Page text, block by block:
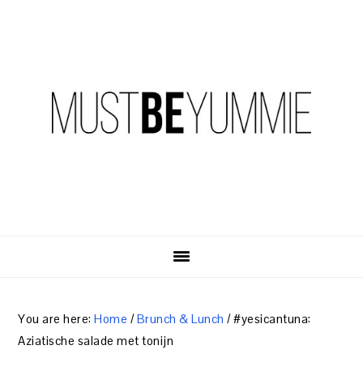
You are here:Home /Brunch & Lunch /#yesicantuna:
Aziatische salade met tonijn